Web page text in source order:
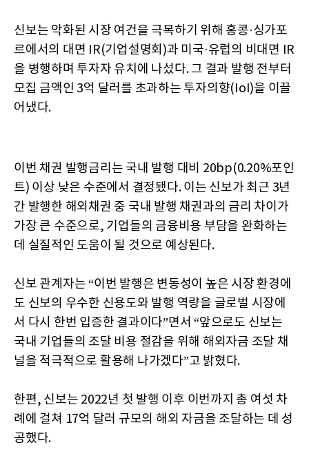
신보는 악화된 시장 여건을 극복하기 위해 홍콩·싱가포
르에서의 대면 IR(기업설명회)과 미국·유럽의 비대면 IR
을 병행하며 투자자 유치에 나섰다. 그 결과 발행 전부터
모집 금액인 3억 달러를 초과하는 투자의향(IoI)을 이끌
어냈다.
이번 채권 발행금리는 국내 발행 대비 20bp(0.20%포인
트) 이상 낮은 수준에서 결정됐다. 이는 신보가 최근 3년
간 발행한 해외채권 중 국내 발행 채권과의 금리 차이가
가장 큰 수준으로, 기업들의 금융비용 부담을 완화하는
데 실질적인 도움이 될 것으로 예상된다.
신보 관계자는 “이번 발행은 변동성이 높은 시장 환경에
도 신보의 우수한 신용도와 발행 역량을 글로벌 시장에
서 다시 한번 입증한 결과이다”면서 “앞으로도 신보는
국내 기업들의 조달 비용 절감을 위해 해외자금 조달 채
널을 적극적으로 활용해 나가겠다”고 밝혔다.
한편, 신보는 2022년 첫 발행 이후 이번까지 총 여섯 차
례에 걸쳐 17억 달러 규모의 해외 자금을 조달하는 데 성
공했다.